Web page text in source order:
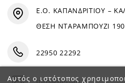
Αυτός ο ιστότοπος
Ε.Ο. ΚΑΠΑΝΔΡΙΤΙΟΥ –
ΘΕΣΗ ΝΤΑΡΑΜΠΟΥΖΙ
22950 22292
info@petfan.gr